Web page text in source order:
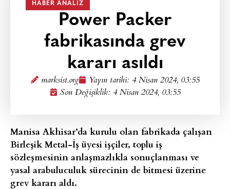
HABER ANALIZ
Power Packer
fabrikasında grev
kararı asıldı
marksist.org Yayın tarihi: 4 Nisan 2024, 03:55
Son Değişiklik: 4 Nisan 2024, 03:55
Manisa Akhisar’da kurulu olan fabrikada çalışan
Birleşik Metal-İş üyesi işçiler, toplu iş
sözleşmesinin anlaşmazlıkla sonuçlanması ve
yasal arabuluculuk sürecinin de bitmesi üzerine
grev kararı aldı.